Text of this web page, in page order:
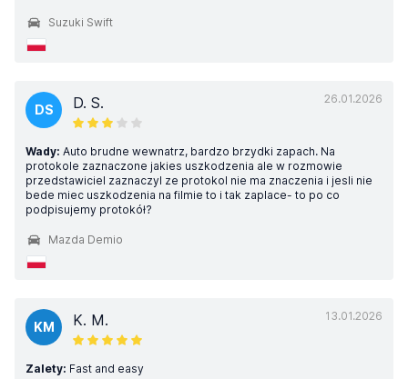
Suzuki Swift
26.01.2026
DS D. S.
Wady: Auto brudne wewnatrz, bardzo brzydki zapach. Na
protokole zaznaczone jakies uszkodzenia ale w rozmowie
przedstawiciel zaznaczyl ze protokol nie ma znaczenia i jesli nie
bede miec uszkodzenia na filmie to i tak zaplace- to po co
podpisujemy protokół?
Mazda Demio
13.01.2026
KM K. M.
Zalety: Fast and easy